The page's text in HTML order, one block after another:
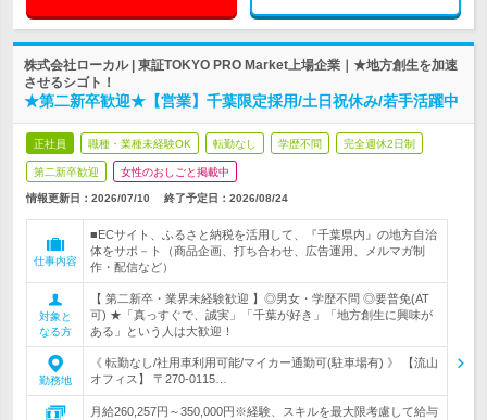
株式会社ローカル | 東証TOKYO PRO Market上場企業｜★地方創生を加速
させるシゴト！
★第二新卒歓迎★【営業】千葉限定採用/土日祝休み/若手活躍中
正社員 職種・業種未経験OK 転勤なし 学歴不問 完全週休2日制
第二新卒歓迎 女性のおしごと掲載中
情報更新日：2026/07/10 終了予定日： 2026/08/24
仕事内容
■ECサイト、ふるさと納税を活用して、『千葉県内』の地方自治
体をサポ－ト（商品企画、打ち合わせ、広告運用、メルマガ制
作・配信など）
対象と
なる方
【 第二新卒・業界未経験歓迎 】◎男女・学歴不問 ◎要普免(AT
可) ★「真っすぐで、誠実」「千葉が好き」「地方創生に興味が
ある」という人は大歓迎！
勤務地
《 転勤なし/社用車利用可能/マイカー通勤可(駐車場有) 》 【流山
オフィス】 〒270-0115…
月給260,257円～350,000円※経験、スキルを最大限考慮して給与